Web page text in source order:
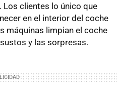
clientes lo único que
en el interior del coche
máquinas limpian el coche
y las sorpresas.